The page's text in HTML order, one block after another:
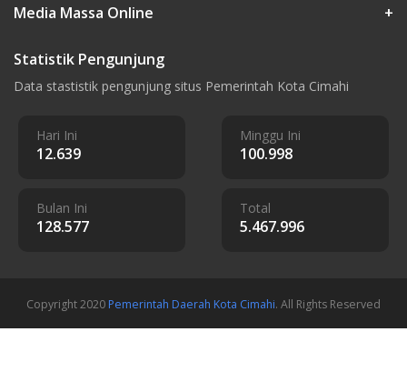
Media Massa Online
+
Statistik Pengunjung
Data stastistik pengunjung situs Pemerintah Kota Cimahi
Hari Ini
12.639
Minggu Ini
100.998
Bulan Ini
128.577
Total
5.467.996
Copyright 2020 Pemerintah Daerah Kota Cimahi. All Rights Reserved